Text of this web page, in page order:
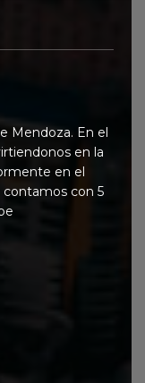
Mendoza. En el
en la
en el
contamos con 5